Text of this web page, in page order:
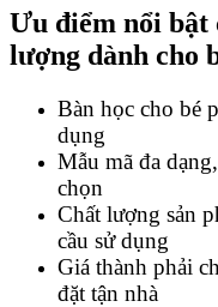
Ưu điểm nổi bật
lượng dành cho
Bàn học cho bé
dụng
Mẫu mã đa
chọn
Chất lượng sản
cầu sử dụng
Giá thành phải
đặt tận nhà